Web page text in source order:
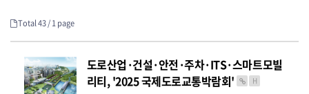
Total 43 /1 page
도로산업·건설·안전·주차·ITS·스마트모빌
리티, '2025 국제도로교통박람회'
H